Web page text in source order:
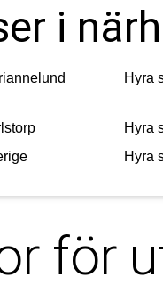
i
Hyra
Hyra
Hyra
för